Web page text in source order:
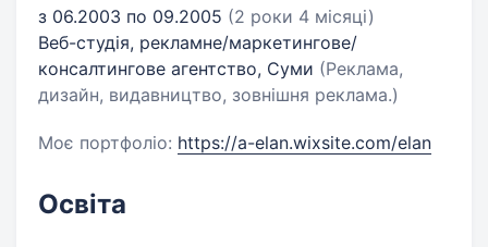
з 06.2003 по 09.2005 (2 роки 4 місяці)
Веб-студія, рекламне/маркетингове/
консалтингове агентство, Суми (Реклама,
дизайн, видавництво, зовнішня реклама.)
Моє портфоліо: https://a-elan.wixsite.com/elan
Освіта